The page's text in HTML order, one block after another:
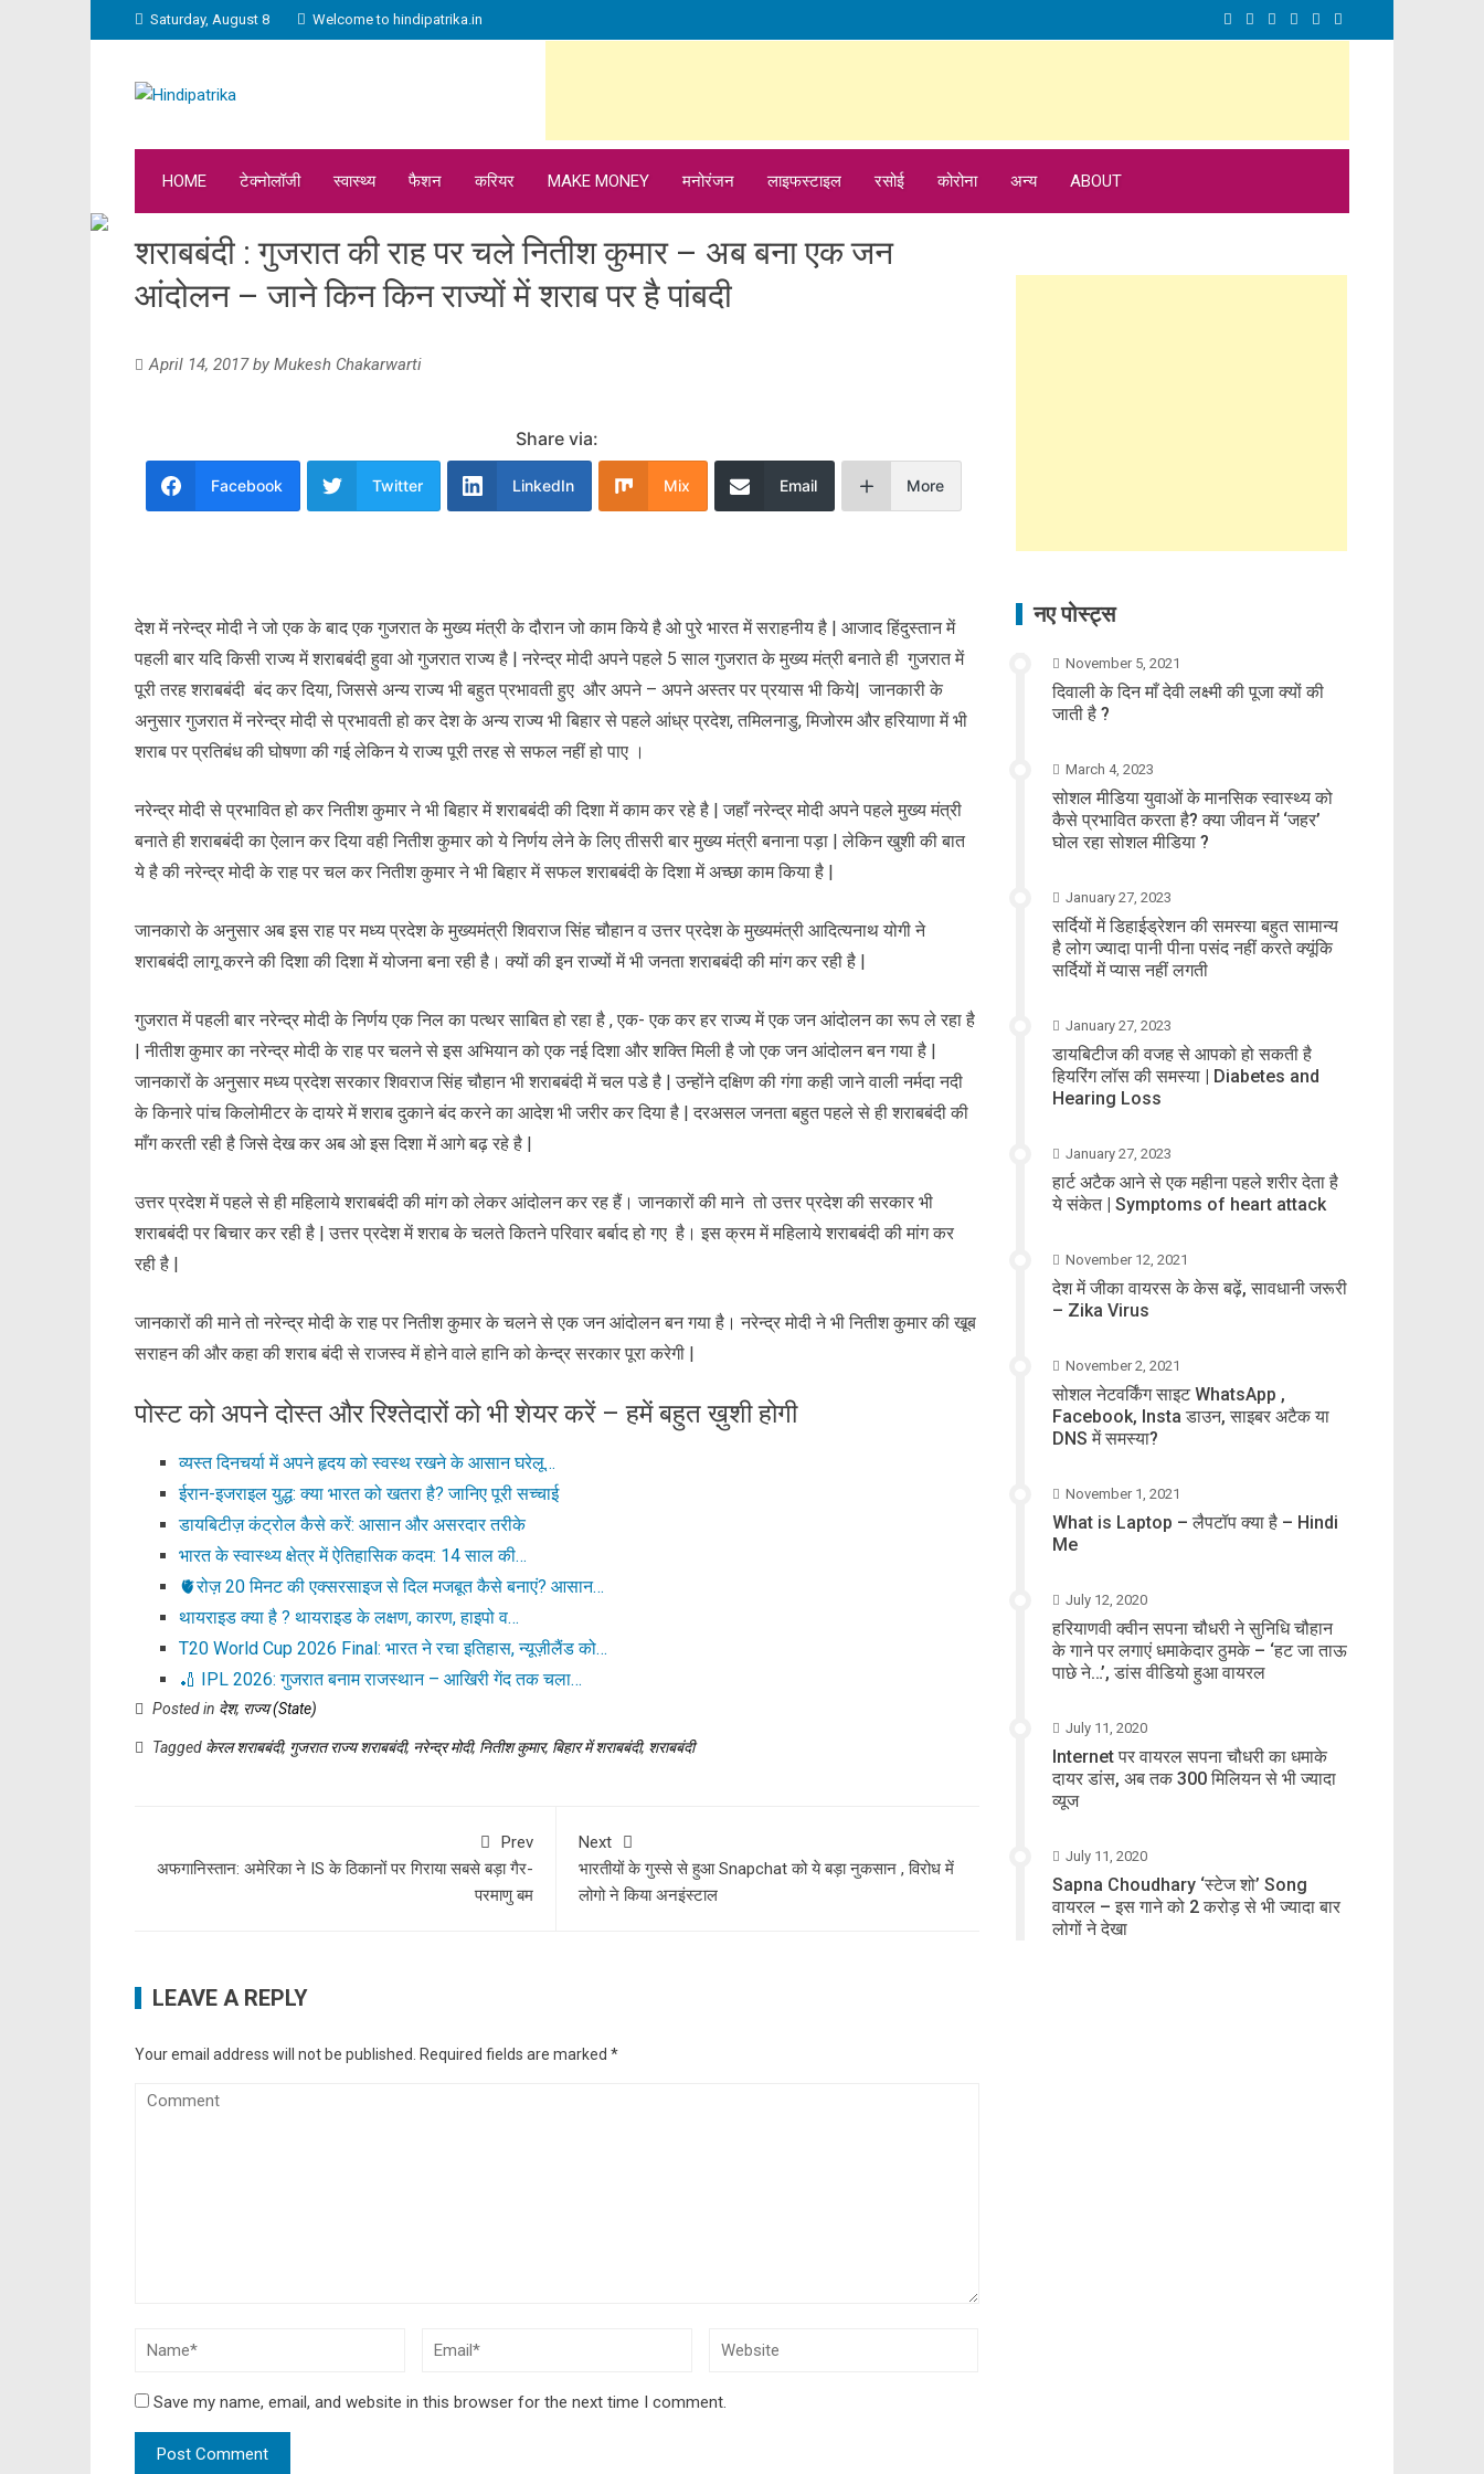
Saturday, August 8 Welcome to hindipatrika.in
HOME टेक्नोलॉजी स्वास्थ्य फैशन करियर MAKE MONEY मनोरंजन लाइफस्टाइल रसोई कोरोना अन्य ABOUT
शराबबंदी : गुजरात की राह पर चले नितीश कुमार – अब बना एक जन
आंदोलन – जाने किन किन राज्यों में शराब पर है पांबदी
April 14, 2017by Mukesh Chakarwarti
Share via:
Facebook Twitter LinkedIn Mix Email More
देश में नरेन्द्र मोदी ने जो एक के बाद एक गुजरात के मुख्य मंत्री के दौरान जो काम किये है ओ पुरे भारत में सराहनीय है | आजाद हिंदुस्तान में
पहली बार यदि किसी राज्य में शराबबंदी हुवा ओ गुजरात राज्य है | नरेन्द्र मोदी अपने पहले 5 साल गुजरात के मुख्य मंत्री बनाते ही गुजरात में
पूरी तरह शराबबंदी बंद कर दिया, जिससे अन्य राज्य भी बहुत प्रभावती हुए और अपने – अपने अस्तर पर प्रयास भी किये| जानकारी के
अनुसार गुजरात में नरेन्द्र मोदी से प्रभावती हो कर देश के अन्य राज्य भी बिहार से पहले आंध्र प्रदेश, तमिलनाडु, मिजोरम और हरियाणा में भी
शराब पर प्रतिबंध की घोषणा की गई लेकिन ये राज्य पूरी तरह से सफल नहीं हो पाए ।
नरेन्द्र मोदी से प्रभावित हो कर नितीश कुमार ने भी बिहार में शराबबंदी की दिशा में काम कर रहे है | जहाँ नरेन्द्र मोदी अपने पहले मुख्य मंत्री
बनाते ही शराबबंदी का ऐलान कर दिया वही नितीश कुमार को ये निर्णय लेने के लिए तीसरी बार मुख्य मंत्री बनाना पड़ा | लेकिन खुशी की बात
ये है की नरेन्द्र मोदी के राह पर चल कर नितीश कुमार ने भी बिहार में सफल शराबबंदी के दिशा में अच्छा काम किया है |
जानकारो के अनुसार अब इस राह पर मध्य प्रदेश के मुख्यमंत्री शिवराज सिंह चौहान व उत्तर प्रदेश के मुख्यमंत्री आदित्यनाथ योगी ने
शराबबंदी लागू करने की दिशा की दिशा में योजना बना रही है। क्यों की इन राज्यों में भी जनता शराबबंदी की मांग कर रही है |
गुजरात में पहली बार नरेन्द्र मोदी के निर्णय एक निल का पत्थर साबित हो रहा है , एक- एक कर हर राज्य में एक जन आंदोलन का रूप ले रहा है
| नीतीश कुमार का नरेन्द्र मोदी के राह पर चलने से इस अभियान को एक नई दिशा और शक्ति मिली है जो एक जन आंदोलन बन गया है |
जानकारों के अनुसार मध्य प्रदेश सरकार शिवराज सिंह चौहान भी शराबबंदी में चल पडे है | उन्होंने दक्षिण की गंगा कही जाने वाली नर्मदा नदी
के किनारे पांच किलोमीटर के दायरे में शराब दुकाने बंद करने का आदेश भी जरीर कर दिया है | दरअसल जनता बहुत पहले से ही शराबबंदी की
माँग करती रही है जिसे देख कर अब ओ इस दिशा में आगे बढ़ रहे है |
उत्तर प्रदेश में पहले से ही महिलाये शराबबंदी की मांग को लेकर आंदोलन कर रह हैं। जानकारों की माने तो उत्तर प्रदेश की सरकार भी
शराबबंदी पर बिचार कर रही है | उत्तर प्रदेश में शराब के चलते कितने परिवार बर्बाद हो गए है। इस क्रम में महिलाये शराबबंदी की मांग कर
रही है |
जानकारों की माने तो नरेन्द्र मोदी के राह पर नितीश कुमार के चलने से एक जन आंदोलन बन गया है। नरेन्द्र मोदी ने भी नितीश कुमार की खूब
सराहन की और कहा की शराब बंदी से राजस्व में होने वाले हानि को केन्द्र सरकार पूरा करेगी |
पोस्ट को अपने दोस्त और रिश्तेदारों को भी शेयर करें – हमें बहुत ख़ुशी होगी
व्यस्त दिनचर्या में अपने हृदय को स्वस्थ रखने के आसान घरेलू…
ईरान-इजराइल युद्ध: क्या भारत को खतरा है? जानिए पूरी सच्चाई
डायबिटीज़ कंट्रोल कैसे करें: आसान और असरदार तरीके
भारत के स्वास्थ्य क्षेत्र में ऐतिहासिक कदम: 14 साल की…
🫀रोज़ 20 मिनट की एक्सरसाइज से दिल मजबूत कैसे बनाएं? आसान…
थायराइड क्या है ? थायराइड के लक्षण, कारण, हाइपो व…
T20 World Cup 2026 Final: भारत ने रचा इतिहास, न्यूज़ीलैंड को…
🏏 IPL 2026: गुजरात बनाम राजस्थान – आखिरी गेंद तक चला…
Posted in देश, राज्य (State)
Tagged केरल शराबबंदी, गुजरात राज्य शराबबंदी, नरेन्द्र मोदी, नितीश कुमार, बिहार में शराबबंदी, शराबबंदी
Prev
अफगानिस्तान: अमेरिका ने IS के ठिकानों पर गिराया सबसे बड़ा गैर-
परमाणु बम
Next
भारतीयों के गुस्से से हुआ Snapchat को ये बड़ा नुकसान , विरोध में
लोगो ने किया अनइंस्टाल
LEAVE A REPLY
Your email address will not be published. Required fields are marked *
Save my name, email, and website in this browser for the next time I comment.
नए पोस्ट्स
November 5, 2021
दिवाली के दिन माँ देवी लक्ष्मी की पूजा क्यों की
जाती है ?
March 4, 2023
सोशल मीडिया युवाओं के मानसिक स्वास्थ्य को
कैसे प्रभावित करता है? क्या जीवन में ‘जहर’
घोल रहा सोशल मीडिया ?
January 27, 2023
सर्दियों में डिहाईड्रेशन की समस्या बहुत सामान्य
है लोग ज्यादा पानी पीना पसंद नहीं करते क्यूंकि
सर्दियों में प्यास नहीं लगती
January 27, 2023
डायबिटीज की वजह से आपको हो सकती है
हियरिंग लॉस की समस्या | Diabetes and
Hearing Loss
January 27, 2023
हार्ट अटैक आने से एक महीना पहले शरीर देता है
ये संकेत | Symptoms of heart attack
November 12, 2021
देश में जीका वायरस के केस बढ़ें, सावधानी जरूरी
– Zika Virus
November 2, 2021
सोशल नेटवर्किंग साइट WhatsApp ,
Facebook, Insta डाउन, साइबर अटैक या
DNS में समस्या?
November 1, 2021
What is Laptop – लैपटॉप क्या है – Hindi
Me
July 12, 2020
हरियाणवी क्वीन सपना चौधरी ने सुनिधि चौहान
के गाने पर लगाएं धमाकेदार ठुमके – ‘हट जा ताऊ
पाछे ने…’, डांस वीडियो हुआ वायरल
July 11, 2020
Internet पर वायरल सपना चौधरी का धमाके
दायर डांस, अब तक 300 मिलियन से भी ज्यादा
व्यूज
July 11, 2020
Sapna Choudhary ‘स्टेज शो’ Song
वायरल – इस गाने को 2 करोड़ से भी ज्यादा बार
लोगों ने देखा